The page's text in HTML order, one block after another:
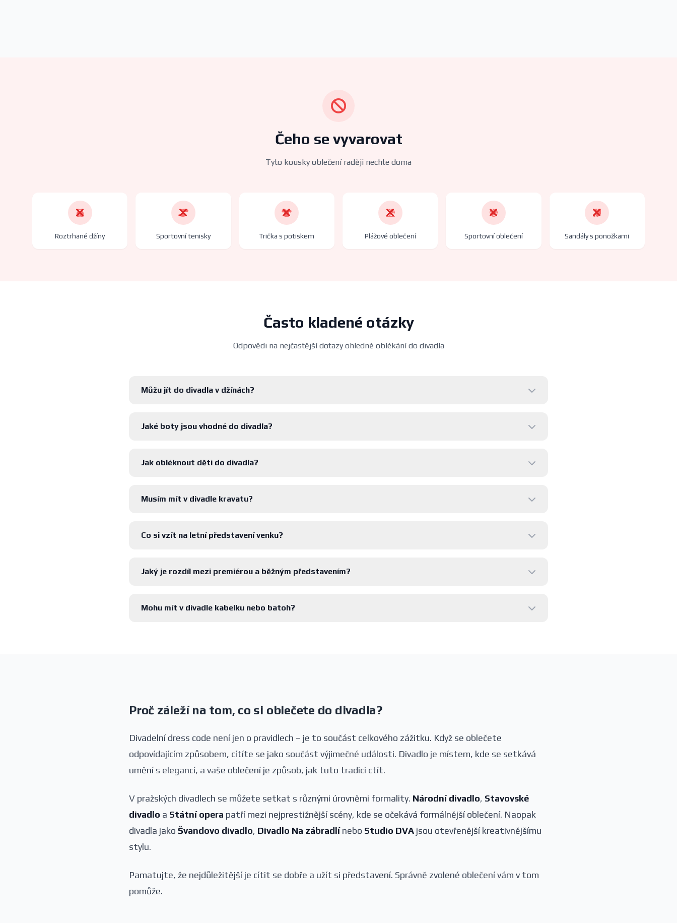
Čeho se vyvarovat
Tyto kousky oblečení raději nechte doma
Roztrhané džíny Sportovní tenisky Trička s potiskem Plážové oblečení Sportovní oblečení Sandály s ponožkami
Často kladené otázky
Odpovědi na nejčastější dotazy ohledně oblékání do divadla
Můžu jít do divadla v džínách?
Jaké boty jsou vhodné do divadla?
Jak obléknout děti do divadla?
Musím mít v divadle kravatu?
Co si vzít na letní představení venku?
Jaký je rozdíl mezi premiérou a běžným představením?
Mohu mít v divadle kabelku nebo batoh?
Proč záleží na tom, co si oblečete do divadla?
Divadelní dress code není jen o pravidlech – je to součást celkového zážitku. Když se oblečete
odpovídajícím způsobem, cítíte se jako součást výjimečné události. Divadlo je místem, kde se setkává
umění s elegancí, a vaše oblečení je způsob, jak tuto tradici ctít.
V pražských divadlech se můžete setkat s různými úrovněmi formality. Národní divadlo, Stavovské
divadlo a Státní opera patří mezi nejprestižnější scény, kde se očekává formálnější oblečení. Naopak
divadla jako Švandovo divadlo, Divadlo Na zábradlínebo Studio DVA jsou otevřenější kreativnějšímu
stylu.
Pamatujte, že nejdůležitější je cítit se dobře a užít si představení. Správně zvolené oblečení vám v tom
pomůže.